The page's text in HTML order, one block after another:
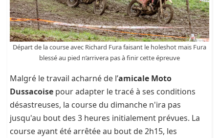
Départ de la course avec Richard Fura faisant le holeshot mais Fura
blessé au pied n’arrivera pas à finir cette épreuve
Malgré le travail acharné de l’amicale Moto
Dussacoise pour adapter le tracé à ses conditions
désastreuses, la course du dimanche n'ira pas
jusqu'au bout des 3 heures initialement prévues. La
course ayant été arrêtée au bout de 2h15, les